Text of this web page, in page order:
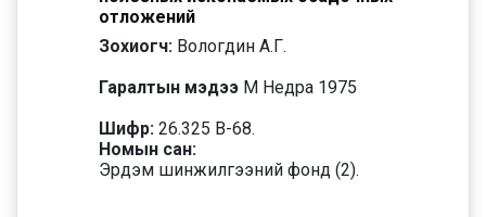
отложений
Зохиогч: Вологдин А.Г.
Гаралтын мэдээ М Недра 1975
Шифр: 26.325 В-68.
Номын сан:
Эрдэм шинжилгээний фонд (2).